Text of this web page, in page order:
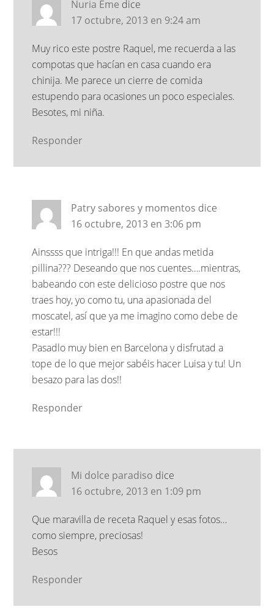
Nuria Eme dice
17 octubre, 2013 en 9:24 am
Muy rico este postre Raquel, me recuerda a las
compotas que hacían en casa cuando era
chinija. Me parece un cierre de comida
estupendo para ocasiones un poco especiales.
Besotes, mi niña.
Responder
Patry sabores y momentos dice
16 octubre, 2013 en 3:06 pm
Ainssss que intriga!!! En que andas metida
pillina??? Deseando que nos cuentes….mientras,
babeando con este delicioso postre que nos
traes hoy, yo como tu, una apasionada del
moscatel, así que ya me imagino como debe de
estar!!!
Pasadlo muy bien en Barcelona y disfrutad a
tope de lo que mejor sabéis hacer Luisa y tu! Un
besazo para las dos!!
Responder
Mi dolce paradiso dice
16 octubre, 2013 en 1:09 pm
Que maravilla de receta Raquel y esas fotos…
como siempre, preciosas!
Besos
Responder